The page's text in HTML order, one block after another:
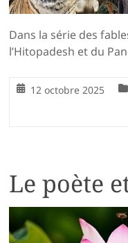
Dans la série des
l’Hitopadesh et du
12 octobre 2025
Le poète